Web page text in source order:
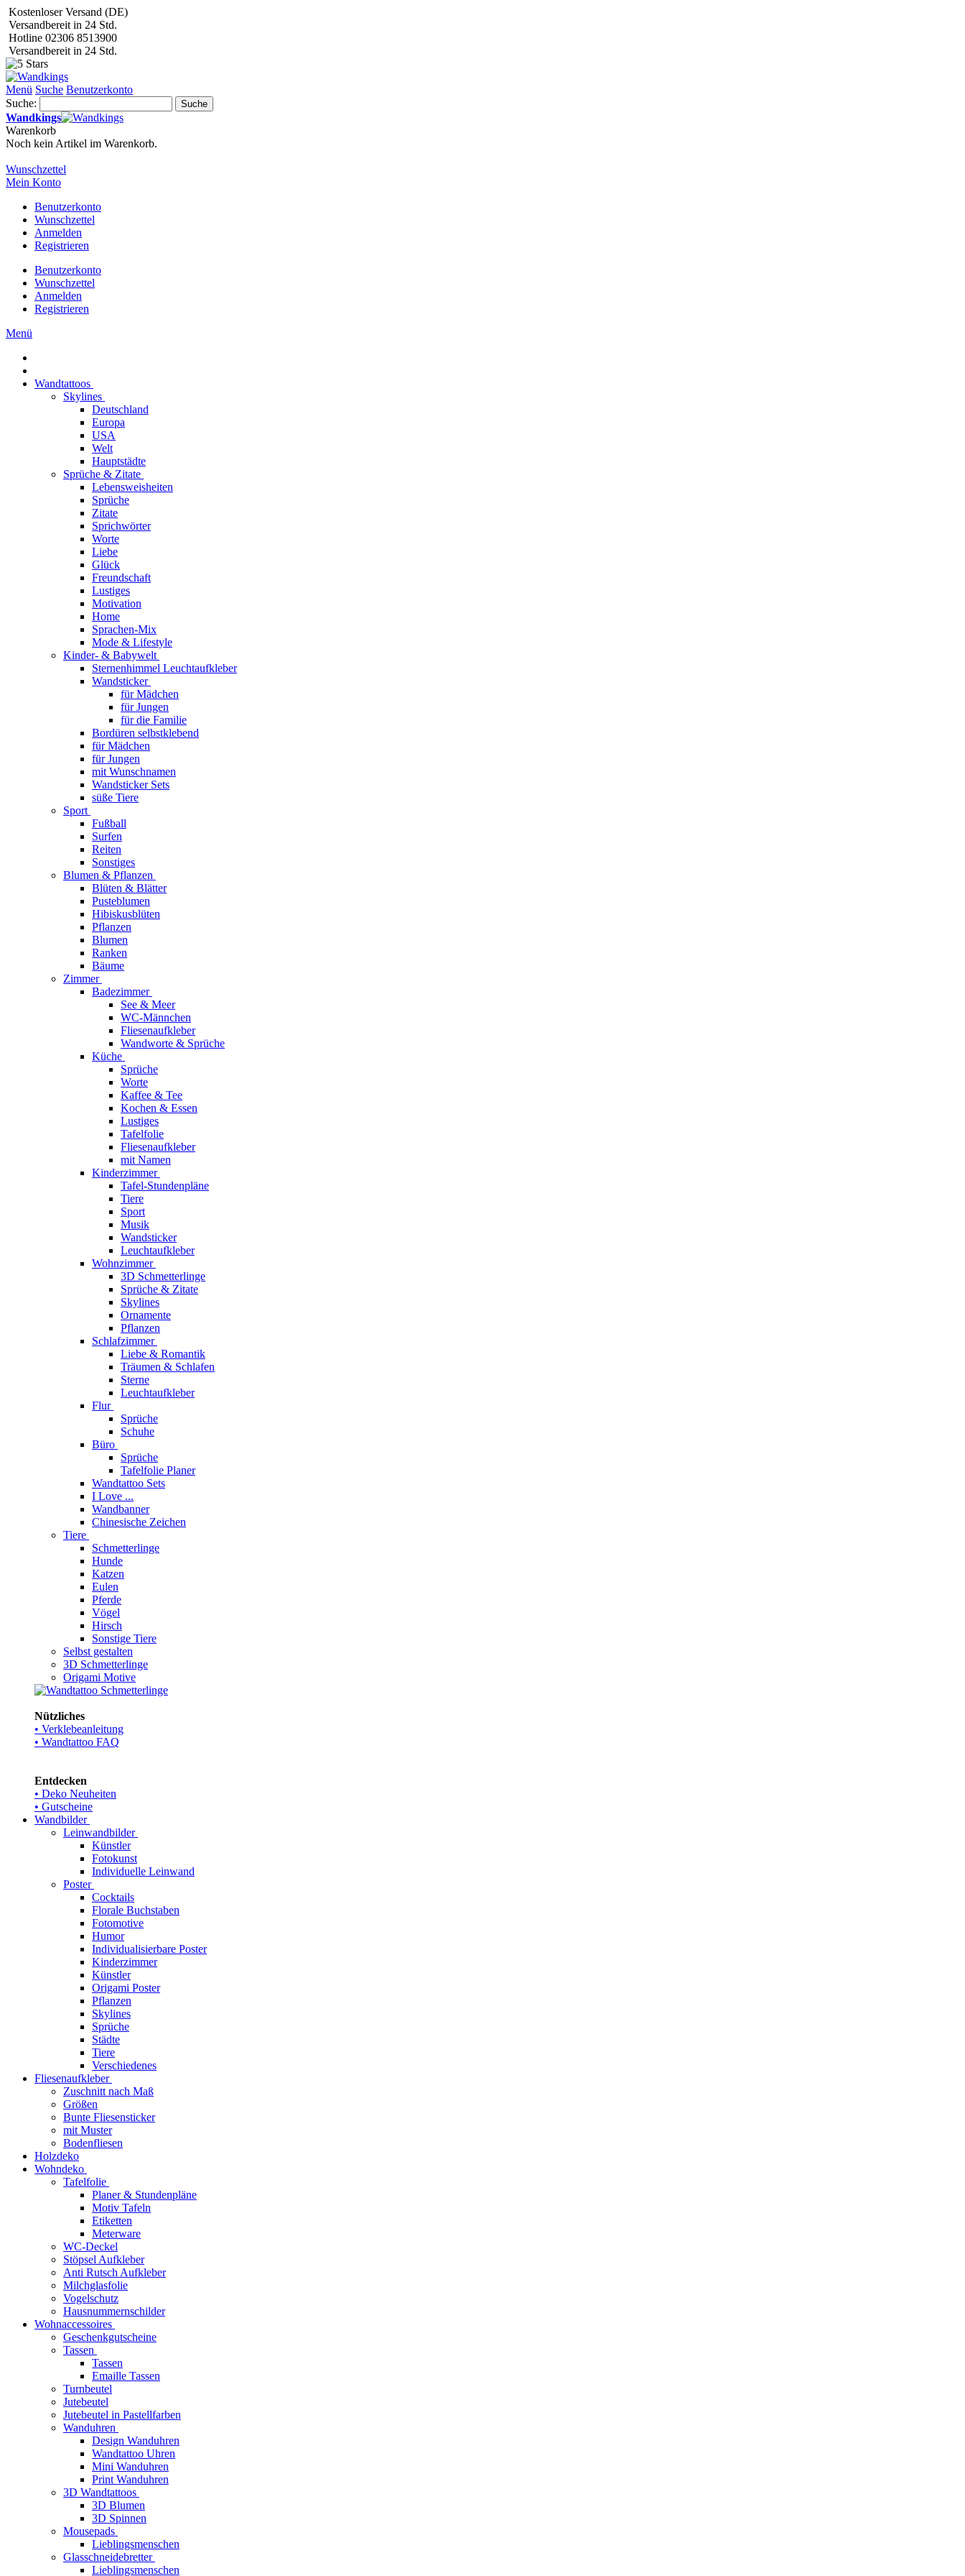
Kostenloser Versand (DE)
Versandbereit in 24 Std.
Hotline 02306 8513900
Versandbereit in 24 Std.
Menü Suche Benutzerkonto
Suche:
Suche
Wandkings
Warenkorb
Noch kein Artikel im Warenkorb.
Wunschzettel
Mein Konto
Benutzerkonto
Wunschzettel
Anmelden
Registrieren
Benutzerkonto
Wunschzettel
Anmelden
Registrieren
Menü
Wandtattoos
Skylines
Deutschland
Europa
USA
Welt
Hauptstädte
Sprüche & Zitate
Lebensweisheiten
Sprüche
Zitate
Sprichwörter
Worte
Liebe
Glück
Freundschaft
Lustiges
Motivation
Home
Sprachen-Mix
Mode & Lifestyle
Kinder- & Babywelt
Sternenhimmel Leuchtaufkleber
Wandsticker
für Mädchen
für Jungen
für die Familie
Bordüren selbstklebend
für Mädchen
für Jungen
mit Wunschnamen
Wandsticker Sets
süße Tiere
Sport
Fußball
Surfen
Reiten
Sonstiges
Blumen & Pflanzen
Blüten & Blätter
Pusteblumen
Hibiskusblüten
Pflanzen
Blumen
Ranken
Bäume
Zimmer
Badezimmer
See & Meer
WC-Männchen
Fliesenaufkleber
Wandworte & Sprüche
Küche
Sprüche
Worte
Kaffee & Tee
Kochen & Essen
Lustiges
Tafelfolie
Fliesenaufkleber
mit Namen
Kinderzimmer
Tafel-Stundenpläne
Tiere
Sport
Musik
Wandsticker
Leuchtaufkleber
Wohnzimmer
3D Schmetterlinge
Sprüche & Zitate
Skylines
Ornamente
Pflanzen
Schlafzimmer
Liebe & Romantik
Träumen & Schlafen
Sterne
Leuchtaufkleber
Flur
Sprüche
Schuhe
Büro
Sprüche
Tafelfolie Planer
Wandtattoo Sets
I Love ...
Wandbanner
Chinesische Zeichen
Tiere
Schmetterlinge
Hunde
Katzen
Eulen
Pferde
Vögel
Hirsch
Sonstige Tiere
Selbst gestalten
3D Schmetterlinge
Origami Motive
Nützliches
• Verklebeanleitung
• Wandtattoo FAQ
Entdecken
• Deko Neuheiten
• Gutscheine
Wandbilder
Leinwandbilder
Künstler
Fotokunst
Individuelle Leinwand
Poster
Cocktails
Florale Buchstaben
Fotomotive
Humor
Individualisierbare Poster
Kinderzimmer
Künstler
Origami Poster
Pflanzen
Skylines
Sprüche
Städte
Tiere
Verschiedenes
Fliesenaufkleber
Zuschnitt nach Maß
Größen
Bunte Fliesensticker
mit Muster
Bodenfliesen
Holzdeko
Wohndeko
Tafelfolie
Planer & Stundenpläne
Motiv Tafeln
Etiketten
Meterware
WC-Deckel
Stöpsel Aufkleber
Anti Rutsch Aufkleber
Milchglasfolie
Vogelschutz
Hausnummernschilder
Wohnaccessoires
Geschenkgutscheine
Tassen
Tassen
Emaille Tassen
Turnbeutel
Jutebeutel
Jutebeutel in Pastellfarben
Wanduhren
Design Wanduhren
Wandtattoo Uhren
Mini Wanduhren
Print Wanduhren
3D Wandtattoos
3D Blumen
3D Spinnen
Mousepads
Lieblingsmenschen
Glasschneidebretter
Lieblingsmenschen